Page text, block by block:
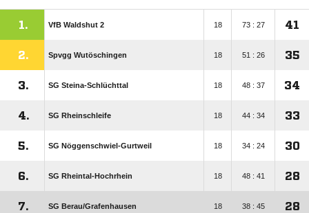
1. VfB Waldshut 2 18 73 : 27 41
2. Spvgg Wutöschingen 18 51 : 26 35
3. SG Steina-Schlüchttal 18 48 : 37 34
4. SG Rheinschleife 18 44 : 34 33
5. SG Nöggenschwiel-Gurtweil 18 34 : 24 30
6. SG Rheintal-Hochrhein 18 48 : 41 28
7. SG Berau/​Grafenhausen 18 38 : 45 28